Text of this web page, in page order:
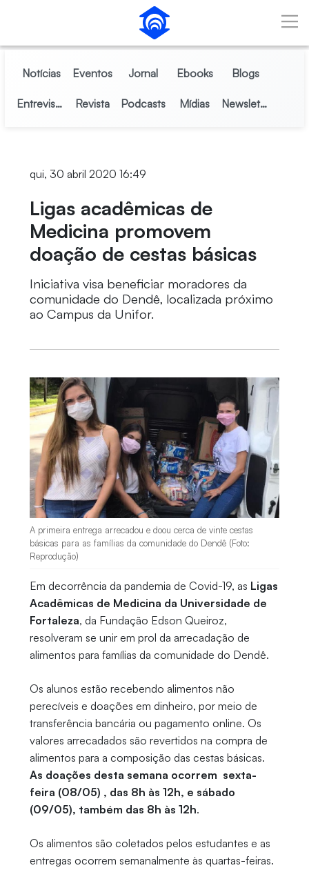
Pular para o Conteúdo principal
Notícias Eventos Jornal Ebooks Blogs
Entrevistas Revista Podcasts Mídias Newsletter
qui, 30 abril 2020 16:49
Ligas acadêmicas de
Medicina promovem
doação de cestas básicas
Iniciativa visa beneficiar moradores da
comunidade do Dendê, localizada próximo
ao Campus da Unifor.
A primeira entrega arrecadou e doou cerca de vinte cestas
básicas para as famílias da comunidade do Dendê (Foto:
Reprodução)
Em decorrência da pandemia de Covid-19, as Ligas
Acadêmicas de Medicina da Universidade de
Fortaleza, da Fundação Edson Queiroz,
resolveram se unir em prol da arrecadação de
alimentos para famílias da comunidade do Dendê.
Os alunos estão recebendo alimentos não
perecíveis e doações em dinheiro, por meio de
transferência bancária ou pagamento online. Os
valores arrecadados são revertidos na compra de
alimentos para a composição das cestas básicas.
As doações desta semana ocorrem sexta-
feira (08/05) , das 8h às 12h, e sábado
(09/05), também das 8h às 12h.
Os alimentos são coletados pelos estudantes e as
entregas ocorrem semanalmente às quartas-feiras.